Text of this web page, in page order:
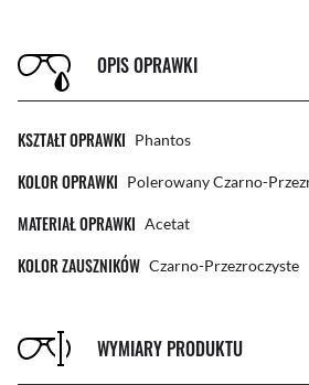
OPIS OPRAWKI
KSZTAŁT OPRAWKI Phantos
KOLOR OPRAWKI Polerowany Czarno-
MATERIAŁ OPRAWKI Acetat
KOLOR ZAUSZNIKÓW Czarno-Przezroczyste
WYMIARY PRODUKTU